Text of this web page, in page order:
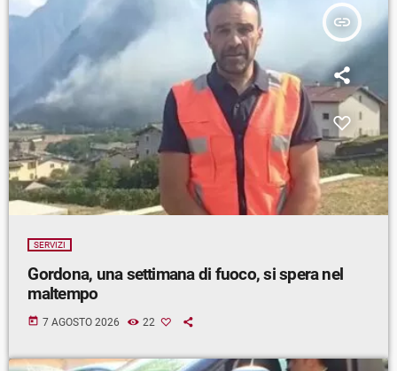
insert_link
SERVIZI
Gordona, una settimana di fuoco, si spera nel
maltempo
today 7 AGOSTO 2026 22